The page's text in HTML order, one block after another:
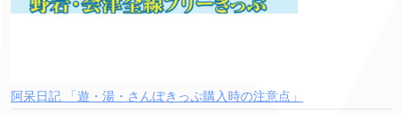
阿呆日記 「遊・湯・さんぽきっぷ購入時の注意点」